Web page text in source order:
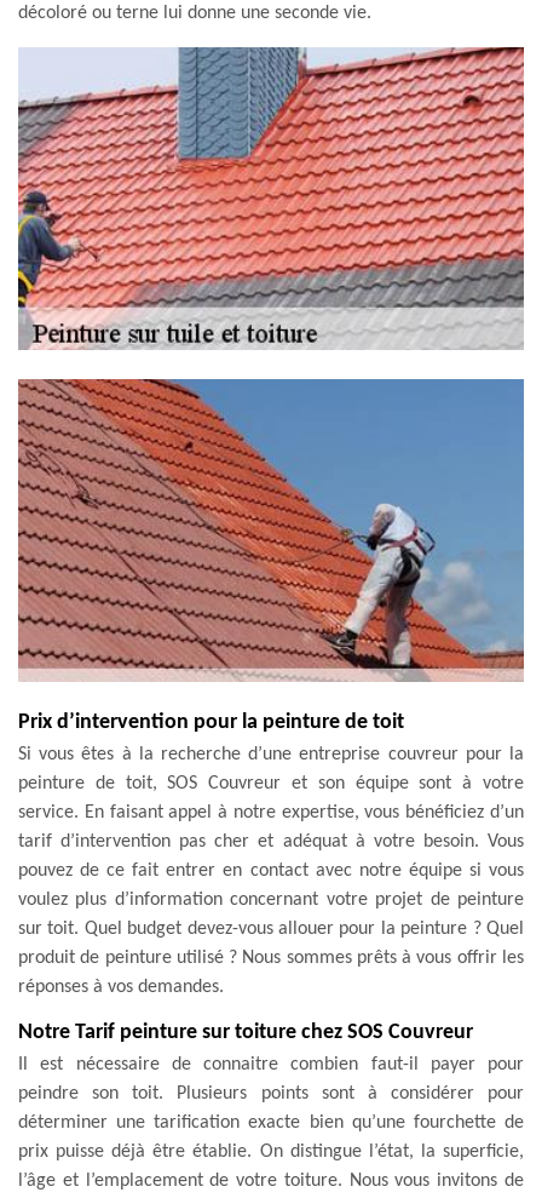
décoloré ou terne lui donne une seconde vie.
Prix d’intervention pour la peinture de toit
Si vous êtes à la recherche d’une entreprise couvreur pour la
peinture de toit, SOS Couvreur et son équipe sont à votre
service. En faisant appel à notre expertise, vous bénéficiez d’un
tarif d’intervention pas cher et adéquat à votre besoin. Vous
pouvez de ce fait entrer en contact avec notre équipe si vous
voulez plus d’information concernant votre projet de peinture
sur toit. Quel budget devez-vous allouer pour la peinture ? Quel
produit de peinture utilisé ? Nous sommes prêts à vous offrir les
réponses à vos demandes.
Notre Tarif peinture sur toiture chez SOS Couvreur
Il est nécessaire de connaitre combien faut-il payer pour
peindre son toit. Plusieurs points sont à considérer pour
déterminer une tarification exacte bien qu’une fourchette de
prix puisse déjà être établie. On distingue l’état, la superficie,
l’âge et l’emplacement de votre toiture. Nous vous invitons de